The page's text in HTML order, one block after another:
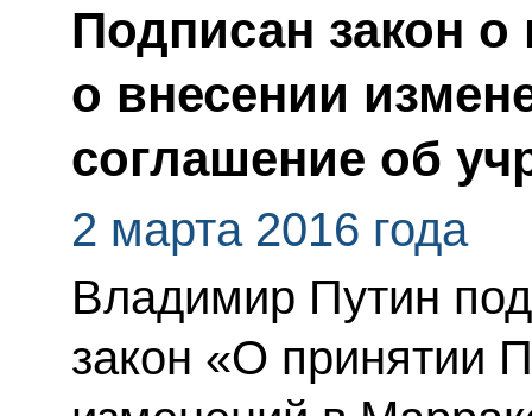
Подписан закон
о внесении
соглашение об
2 марта 2016 года
Владимир Путин
закон «О принятии